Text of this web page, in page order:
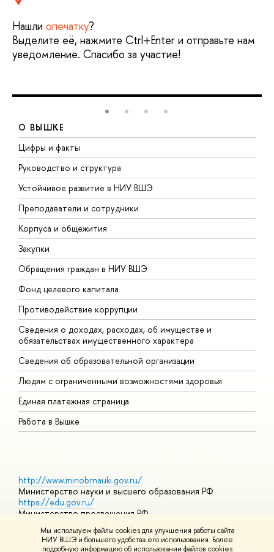
Мы используем файлы cookies для улучшения работы сайта
НИУ ВШЭ и большего удобства его использования. Более
подробную информацию об использовании файлов cookies
Нашли опечатку?
Выделите её, нажмите Ctrl+Enter и отправьте нам
уведомление. Спасибо за участие!
О ВЫШКЕ
Цифры и факты
Руководство и структура
Устойчивое развитие в НИУ ВШЭ
Преподаватели и сотрудники
Корпуса и общежития
Закупки
Обращения граждан в НИУ ВШЭ
Фонд целевого капитала
Противодействие коррупции
Сведения о доходах, расходах, об имуществе и
обязательствах имущественного характера
Сведения об образовательной организации
Людям с ограниченными возможностями здоровья
Единая платежная страница
Работа в Вышке
http://www.minobrnauki.gov.ru/
Министерство науки и высшего образования РФ
https://edu.gov.ru/
Министерство просвещения РФ
https://elearning.hse.ru/mooc
Массовые открытые онлайн-курсы